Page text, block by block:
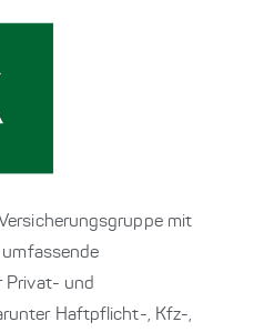
mit
Privat- und
Haftpflicht-, Kfz-,